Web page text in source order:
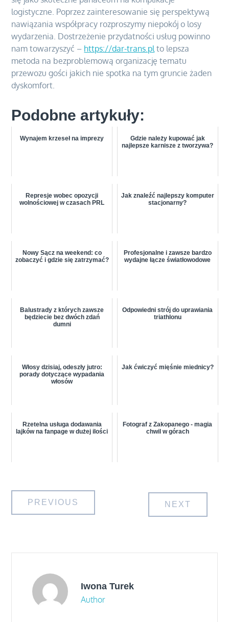
logistyczne. Poprzez zainteresowanie się perspektywą
nawiązania współpracy rozproszymy niepokój o losy
wydarzenia. Dostrzeżenie przydatności usług powinno
nam towarzyszyć – https://dar-trans.pl to lepsza
metoda na bezproblemową organizację tematu
przewozu gości jakich nie spotka na tym gruncie żaden
dyskomfort.
Podobne artykuły:
Wynajem krzeseł na imprezy
Gdzie należy kupować jak
najlepsze karnisze z tworzywa?
Represje wobec opozycji
wolnościowej w czasach PRL
Jak znaleźć najlepszy komputer
stacjonarny?
Nowy Sącz na weekend: co
zobaczyć i gdzie się zatrzymać?
Profesjonalne i zawsze bardzo
wydajne łącze światłowodowe
Balustrady z których zawsze
będziecie bez dwóch zdań
dumni
Odpowiedni strój do uprawiania
triathlonu
Włosy dzisiaj, odeszły jutro:
porady dotyczące wypadania
włosów
Jak ćwiczyć mięśnie miednicy?
Rzetelna usługa dodawania
lajków na fanpage w dużej ilości
Fotograf z Zakopanego - magia
chwil w górach
Nawigacja
PREVIOUS NEXT
Iwona Turek
Author